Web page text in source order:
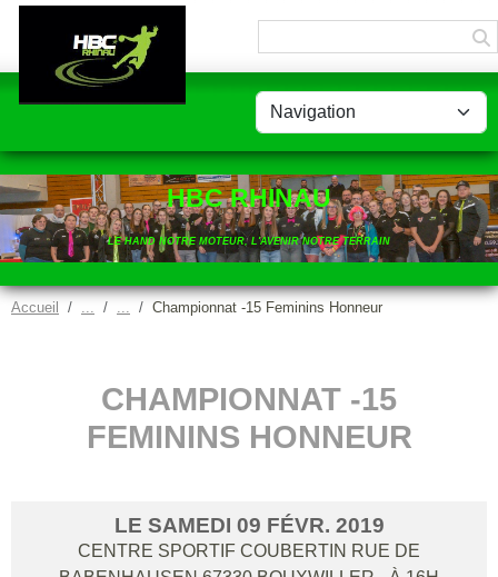
HBC RHINAU
LE HAND NOTRE MOTEUR, L'AVENIR NOTRE TERRAIN
Accueil Championnat -15 Feminins Honneur
CHAMPIONNAT -15
FEMININS HONNEUR
LE SAMEDI 09 FÉVR. 2019
CENTRE SPORTIF COUBERTIN RUE DE